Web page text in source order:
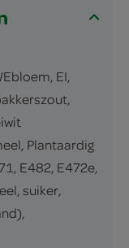
EI,
Plantaardig
E482, E472e,
suiker,